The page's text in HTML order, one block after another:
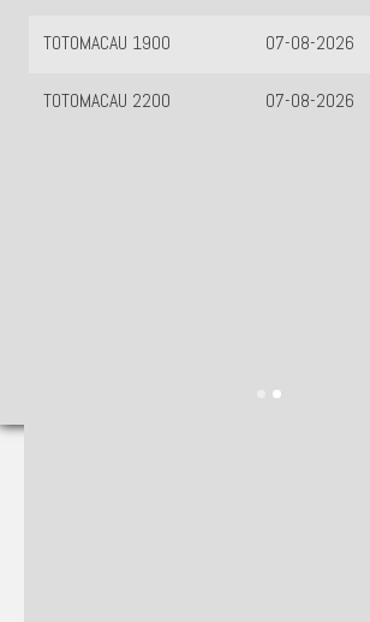
TOTOMACAU 1900 07-08-2026
TOTOMACAU 2200 07-08-2026